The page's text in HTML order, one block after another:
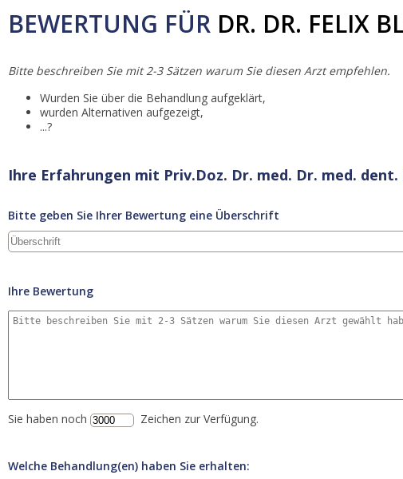
BEWERTUNG FÜR DR. DR. FELIX
Bitte beschreiben Sie mit 2-3 Sätzen warum Sie diesen Arzt empfehlen.
Wurden Sie über die Behandlung aufgeklärt,
wurden Alternativen aufgezeigt,
...?
Ihre Erfahrungen mit Priv.Doz. Dr. med. Dr. med. dent.
Bitte geben Sie Ihrer Bewertung eine Überschrift
Ihre Bewertung
Sie haben noch Zeichen zur Verfügung.
Welche Behandlung(en) haben Sie erhalten: